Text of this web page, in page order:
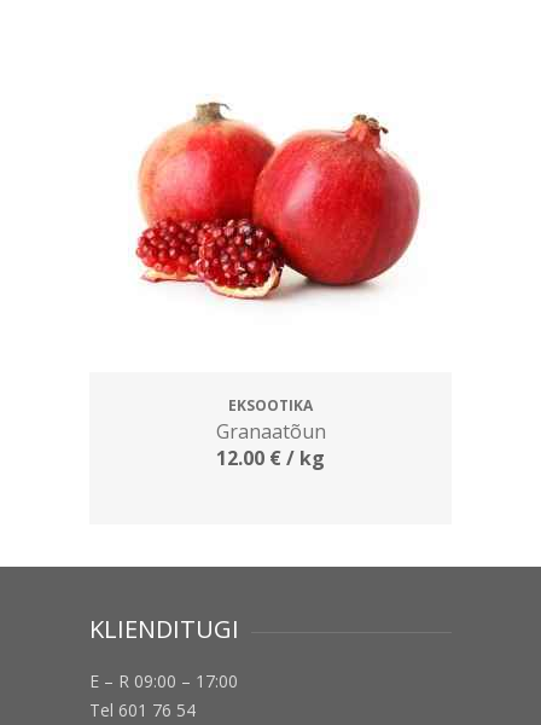
EKSOOTIKA
Granaatõun
12.00 €/ kg
KLIENDITUGI
E – R 09:00 – 17:00
Tel 601 76 54